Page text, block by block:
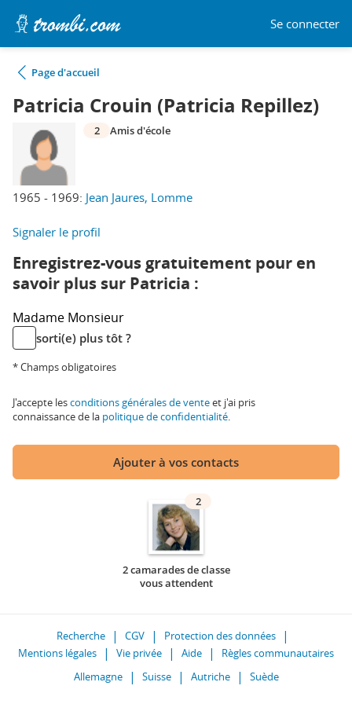
Se connecter
Page d'accueil
Patricia Crouin (Patricia Repillez)
1965 - 1969: Jean Jaures, Lomme
2 Amis d'école
Signaler le profil
Enregistrez-vous gratuitement pour en
savoir plus sur Patricia :
Madame Monsieur
sorti(e) plus tôt ?
* Champs obligatoires
J'accepte lesconditions générales de venteet j'ai pris
connaissance de la politique de confidentialité.
Ajouter à vos contacts
2
2 camarades de classe
vous attendent
Recherche CGV
Protection des données
Mentions légales
Vie privée Aide
Règles communautaires
Allemagne
Suisse Autriche Suède